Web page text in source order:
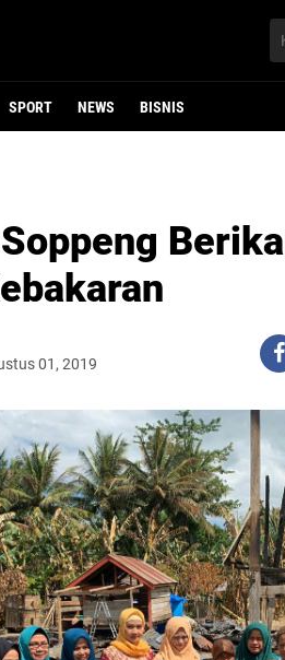
SPORT NEWS BISNIS
01, 2019